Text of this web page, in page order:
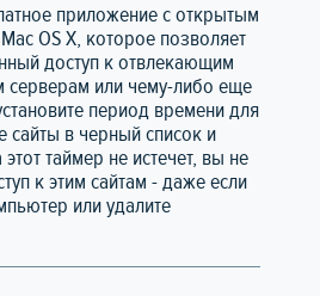
приложение с открытым
OS X, которое позволяет
доступ к отвлекающим
серверам или чему-либо еще
период времени для
сайты в черный список и
таймер не истечет, вы не
к этим сайтам - даже если
или удалите